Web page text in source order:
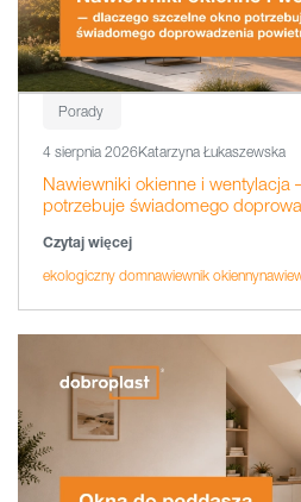
Porady
4 sierpnia 2026Katarzyna Łukaszewska
Nawiewniki okienne i wentylacja
potrzebuje świadomego
Czytaj więcej
ekologiczny domnawiewnik okienny